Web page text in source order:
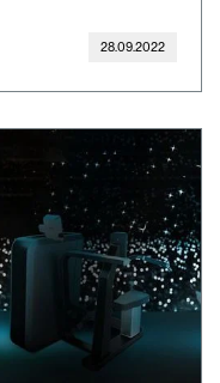
28.09.2022